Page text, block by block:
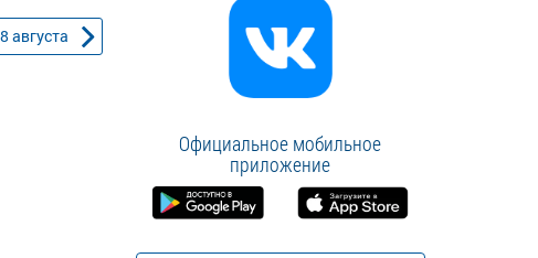
августа
Официальное мобильное
приложение